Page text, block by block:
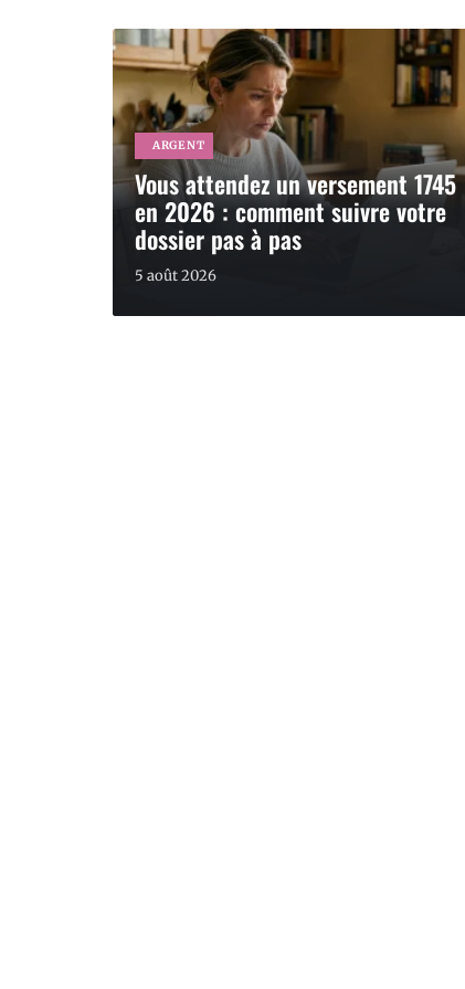
ARGENT
Vous attendez un versement 1745
en 2026 : comment suivre votre
dossier pas à pas
5 août 2026